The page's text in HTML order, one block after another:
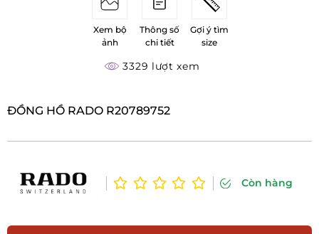
Xem bộ
ảnh
Thông số
chi tiết
Gợi ý tìm
size
3329 lượt xem
ĐỒNG HỒ RADO R20789752
Còn hàng